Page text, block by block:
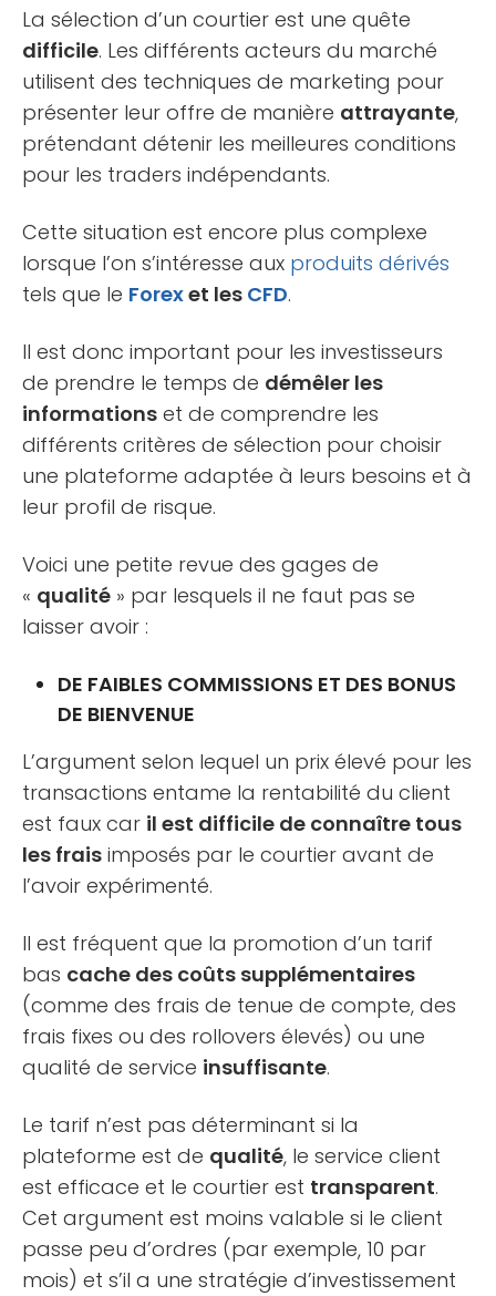
La sélection d’un courtier est une quête
difficile. Les différents acteurs du marché
utilisent des techniques de marketing pour
présenter leur offre de manière attrayante,
prétendant détenir les meilleures conditions
pour les traders indépendants.
Cette situation est encore plus complexe
lorsque l’on s’intéresse aux produits dérivés
tels que le Forexet les CFD.
Il est donc important pour les investisseurs
de prendre le temps de démêler les
informations et de comprendre les
différents critères de sélection pour choisir
une plateforme adaptée à leurs besoins et à
leur profil de risque.
Voici une petite revue des gages de
« qualité » par lesquels il ne faut pas se
laisser avoir :
DE FAIBLES COMMISSIONS ET DES BONUS
DE BIENVENUE
L’argument selon lequel un prix élevé pour les
transactions entame la rentabilité du client
est faux car il est difficile de connaître tous
les frais imposés par le courtier avant de
l’avoir expérimenté.
Il est fréquent que la promotion d’un tarif
bas cache des coûts supplémentaires
(comme des frais de tenue de compte, des
frais fixes ou des rollovers élevés) ou une
qualité de service insuffisante.
Le tarif n’est pas déterminant si la
plateforme est de qualité, le service client
est efficace et le courtier est transparent.
Cet argument est moins valable si le client
passe peu d’ordres (par exemple, 10 par
mois) et s’il a une stratégie d’investissement